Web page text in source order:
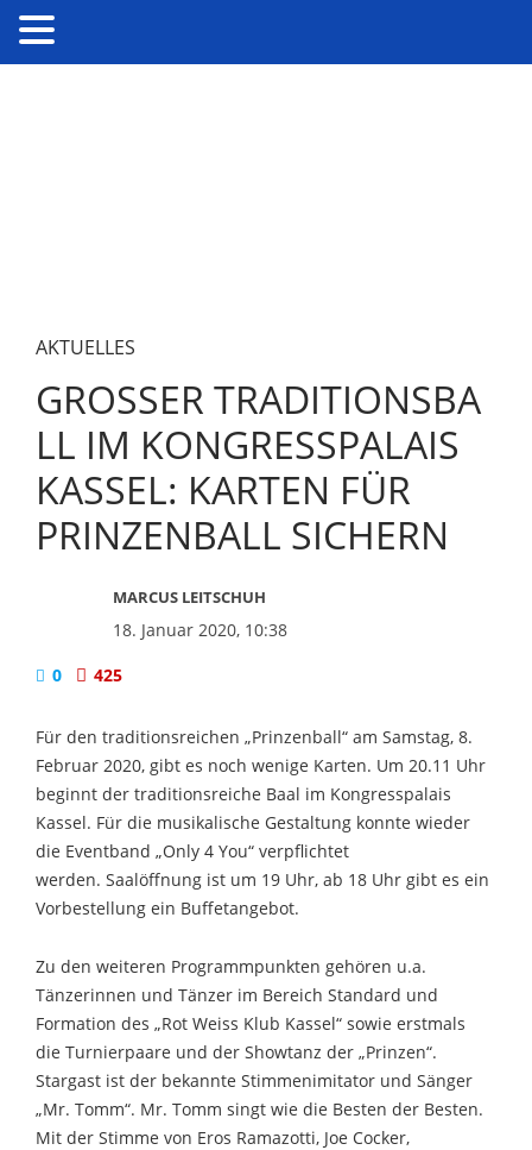
AKTUELLES
GROSSER TRADITIONSBAL
L IM KONGRESSPALAIS K
ASSEL: KARTEN FÜR P
RINZENBALL SICHERN
MARCUS LEITSCHUH
18. Januar 2020, 10:38
0
425
Für den traditionsreichen „Prinzenball“ am Samstag, 8.
Februar 2020, gibt es noch wenige Karten. Um 20.11 Uhr
beginnt der traditionsreiche Baal im Kongresspalais
Kassel. Für die musikalische Gestaltung konnte wieder
die Eventband „Only 4 You“ verpflichtet
werden. Saalöffnung ist um 19 Uhr, ab 18 Uhr gibt es ein
Vorbestellung ein Buffetangebot.
Zu den weiteren Programmpunkten gehören u.a.
Tänzerinnen und Tänzer im Bereich Standard und
Formation des „Rot Weiss Klub Kassel“ sowie erstmals
die Turnierpaare und der Showtanz der „Prinzen“.
Stargast ist der bekannte Stimmenimitator und Sänger
„Mr. Tomm“. Mr. Tomm singt wie die Besten der Besten.
Mit der Stimme von Eros Ramazotti, Joe Cocker,